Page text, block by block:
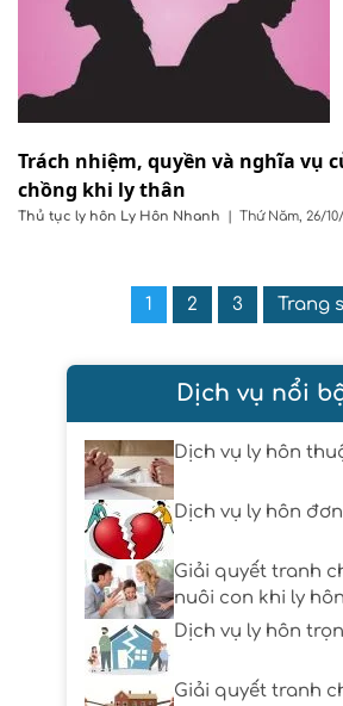
Trách nhiệm, quyền và nghĩa vụ
chồng khi ly thân
Thủ tục ly hôn Ly Hôn Nhanh | Thứ Năm, 26/10/
1 2 3 Trang
Dịch vụ nổi
Dịch vụ ly hôn
Dịch vụ ly hôn
Giải quyết tranh
nuôi con khi ly hôn
Dịch vụ ly hôn
Giải quyết tranh